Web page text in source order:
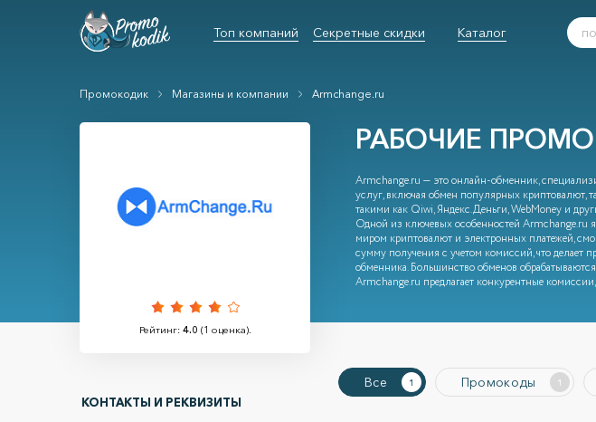
Топ компаний Секретные скидки Каталог
Промокодик Магазины и компании Armchange.ru
Рейтинг: 4.0 (1 оценка).
РАБОЧИЕ
Armchange.ru — это онлайн-обменник,
услуг, включая обмен популярных криптовалют,
такими как Qiwi, Яндекс.Деньги, WebMoney и
Одной из ключевых особенностей Armchange.ru
миром криптовалют и электронных платежей,
сумму получения с учетом комиссий, что
обменника. Большинство обменов
Armchange.ru предлагает конкурентные
КОНТАКТЫ И РЕКВИЗИТЫ
Все 1 Промокоды 1